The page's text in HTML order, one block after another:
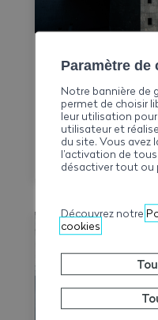
Convention
Check est
La Commission
désormais à
des commissions
le CN Time-Check,
nationale
le temps de travail,
et les éventuels
hebdomadaire,
synthèse claire et
Paramètre
Notre bannière de
permet de choisir
leur utilisation
utilisateur et
du site. Vous avez
l’activation de
désactiver tout ou
Découvrez notre
cookies